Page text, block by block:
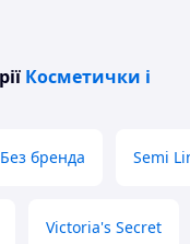
Косметички і
Без бренда Semi
Victoria's Secret